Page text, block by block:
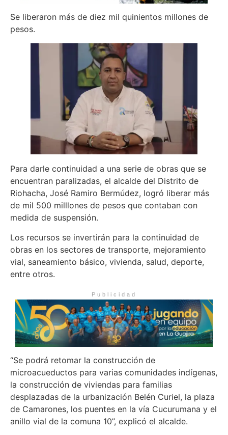
Se liberaron más de diez mil quinientos millones de
pesos.
Para darle continuidad a una serie de obras que se
encuentran paralizadas, el alcalde del Distrito de
Riohacha, José Ramiro Bermúdez, logró liberar más
de mil 500 milllones de pesos que contaban con
medida de suspensión.
Los recursos se invertirán para la continuidad de
obras en los sectores de transporte, mejoramiento
vial, saneamiento básico, vivienda, salud, deporte,
entre otros.
Publicidad
“Se podrá retomar la construcción de
microacueductos para varias comunidades indígenas,
la construcción de viviendas para familias
desplazadas de la urbanización Belén Curiel, la plaza
de Camarones, los puentes en la vía Cucurumana y el
anillo vial de la comuna 10”, explicó el alcalde.